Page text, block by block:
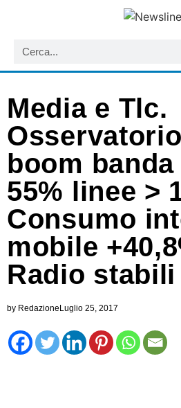
Media e Tlc.
boom
55% linee >
Consumo
mobile
Radio stabili
by RedazioneLuglio 25, 2017